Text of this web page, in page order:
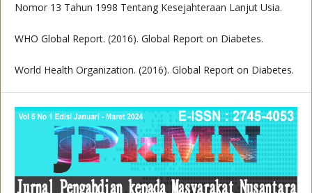
Nomor 13 Tahun 1998 Tentang Kesejahteraan Lanjut Usia.
WHO Global Report. (2016). Global Report on Diabetes.
World Health Organization. (2016). Global Report on Diabetes.